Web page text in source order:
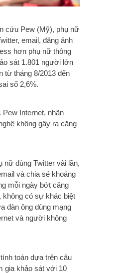
cứu Pew (Mỹ), phụ nữ
email, đăng ảnh
hơn phụ nữ thông
sát 1.801 người lớn
từ tháng 8/2013 đến
số 2,6%.
Pew Internet, nhận
không gây ra căng
nữ dùng Twitter vài lần,
và chia sẻ khoảng
mỗi ngày bớt căng
không có sự khác biệt
đàn ông dùng mạng
và người không
toán dựa trên câu
gia khảo sát với 10